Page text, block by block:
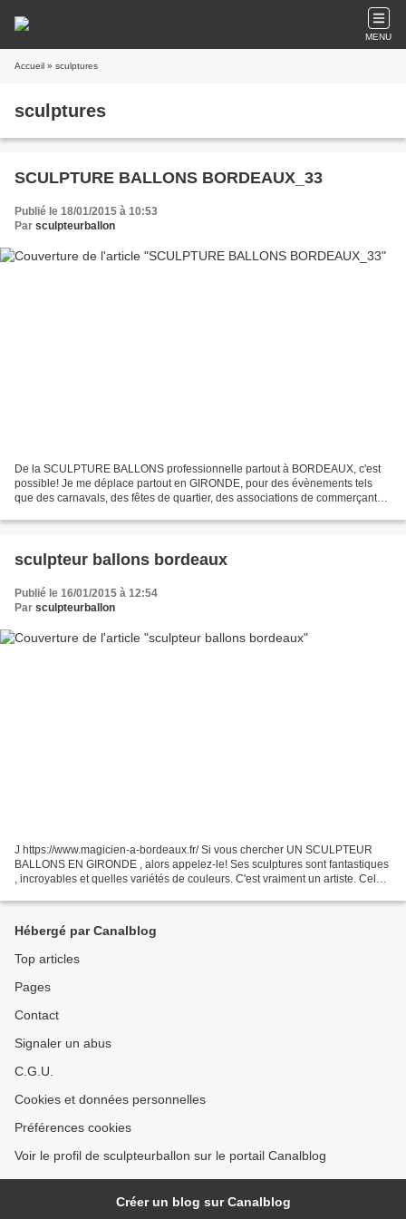
MENU
Accueil » sculptures
sculptures
SCULPTURE BALLONS BORDEAUX_33
Publié le 18/01/2015 à 10:53
Par sculpteurballon
De la SCULPTURE BALLONS professionnelle partout à BORDEAUX, c'est
possible! Je me déplace partout en GIRONDE, pour des évènements tels
que des carnavals, des fêtes de quartier, des associations de commerçants
sculpteur ballons bordeaux
Publié le 16/01/2015 à 12:54
Par sculpteurballon
J https://www.magicien-a-bordeaux.fr/ Si vous chercher UN SCULPTEUR
BALLONS EN GIRONDE , alors appelez-le! Ses sculptures sont fantastiques
, incroyables et quelles variétés de couleurs. C'est vraiment un artiste. Cela
Hébergé par Canalblog
Top articles
Pages
Contact
Signaler un abus
C.G.U.
Cookies et données personnelles
Préférences cookies
Voir le profil de sculpteurballon sur le portail Canalblog
Créer un blog sur Canalblog